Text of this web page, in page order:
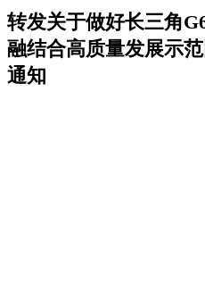
转发关于做好长三角
融结合高质量发展示
通知